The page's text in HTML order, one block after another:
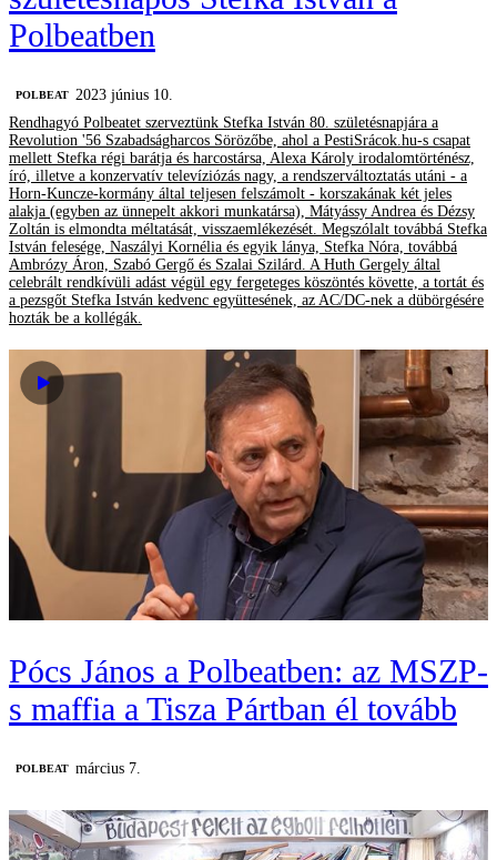
Polbeatben
‎POLBEAT 2023 június 10.
Rendhagyó Polbeatet szerveztünk Stefka István 80. születésnapjára a
Revolution '56 Szabadságharcos Sörözőbe, ahol a PestiSrácok.hu-s csapat
mellett Stefka régi barátja és harcostársa, Alexa Károly irodalomtörténész,
író, illetve a konzervatív televíziózás nagy, a rendszerváltoztatás utáni - a
Horn-Kuncze-kormány által teljesen felszámolt - korszakának két jeles
alakja (egyben az ünnepelt akkori munkatársa), Mátyássy Andrea és Dézsy
Zoltán is elmondta méltatását, visszaemlékezését. Megszólalt továbbá Stefka
István felesége, Naszályi Kornélia és egyik lánya, Stefka Nóra, továbbá
Ambrózy Áron, Szabó Gergő és Szalai Szilárd. A Huth Gergely által
celebrált rendkívüli adást végül egy fergeteges köszöntés követte, a tortát és
a pezsgőt Stefka István kedvenc együttesének, az AC/DC-nek a dübörgésére
hozták be a kollégák.
Pócs János a Polbeatben: az MSZP-
s maffia a Tisza Pártban él tovább
‎POLBEAT március 7.